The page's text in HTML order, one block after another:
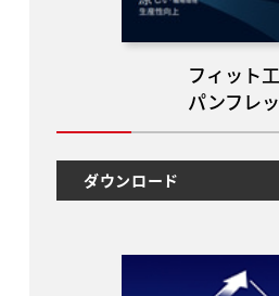
フィット
パンフレ
ダウンロード